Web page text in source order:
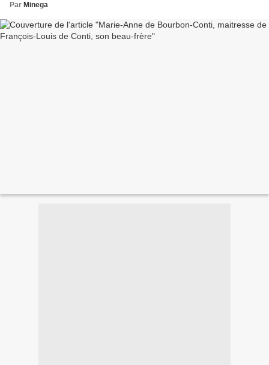
Par Minega